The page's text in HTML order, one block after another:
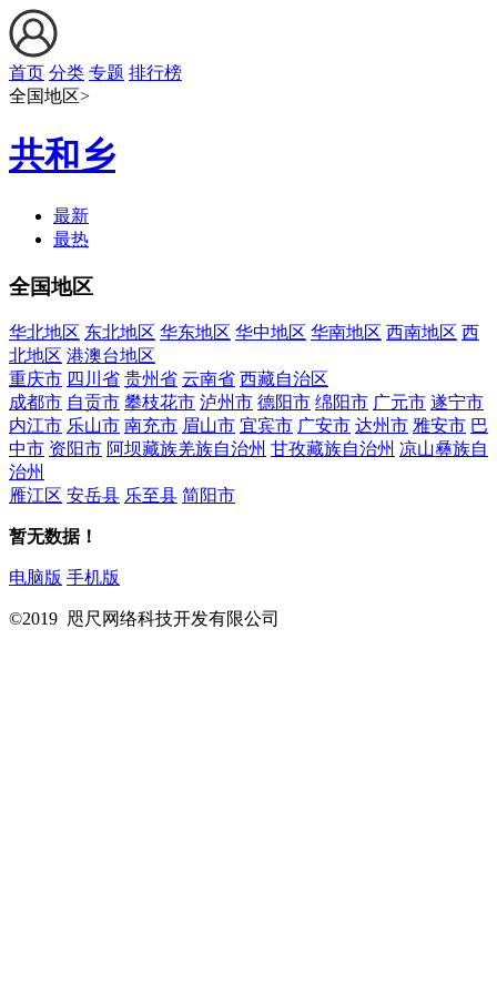
首页 分类 专题 排行榜
全国地区>
共和乡
最新
最热
全国地区
华北地区 东北地区 华东地区 华中地区 华南地区 西南地区 西
北地区 港澳台地区
重庆市 四川省 贵州省 云南省 西藏自治区
成都市 自贡市 攀枝花市 泸州市 德阳市 绵阳市 广元市 遂宁市
内江市 乐山市 南充市 眉山市 宜宾市 广安市 达州市 雅安市 巴
中市 资阳市 阿坝藏族羌族自治州 甘孜藏族自治州 凉山彝族自
治州
雁江区 安岳县 乐至县 简阳市
暂无数据！
电脑版 手机版
©2019 咫尺网络科技开发有限公司